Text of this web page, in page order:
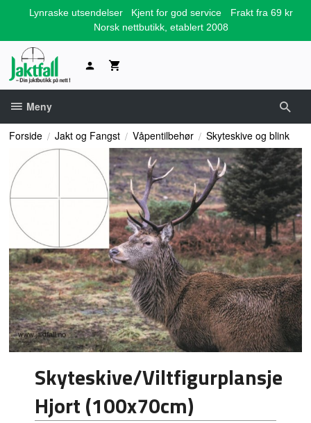
Lynraske utsendelser Kjent for god service
Frakt fra 69 kr
Norsk nettbutikk, etablert 2008
Meny
Forside Jakt og Fangst Våpentilbehør Skyteskive og blink
Skyteskive/Viltfigurplansje
Hjort (100x70cm)